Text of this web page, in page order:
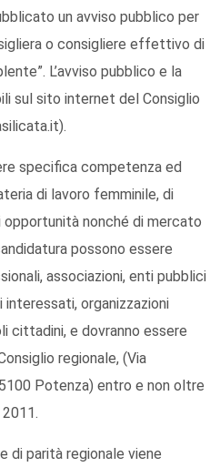
un avviso pubblico per
o consigliere effettivo di
L’avviso pubblico e la
sul sito internet del Consiglio
specifica competenza ed
di lavoro femminile, di
nonché di mercato
possono essere
associazioni, enti pubblici
organizzazioni
cittadini, e dovranno essere
regionale, (Via
Potenza) entro e non oltre
di parità regionale viene